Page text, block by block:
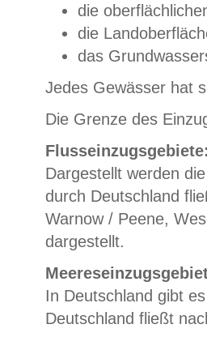
die
die
das
Jedes Gewässer hat
Die Grenze des
Dargestellt werden
durch Deutschland
Warnow / Peene,
dargestellt.
In Deutschland gibt
Deutschland fließt